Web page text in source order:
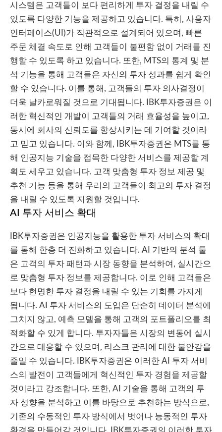
시스템은 고객들이 보다 편리하게 투자 결정을 내릴 수
있도록 다양한 기능을 제공하고 있습니다. 특히, 사용자
인터페이스(UI)가 직관적으로 설계되어 있으며, 빠른
주문 체결 속도로 인해 고객들이 불편함 없이 거래를 진
행할 수 있도록 하고 있습니다. 또한, MTS의 통계 및 분
석 기능을 통해 고객들은 자신의 투자 성과를 쉽게 확인
할 수 있습니다. 이를 통해, 고객들의 투자 의사결정이
더욱 날카로워질 것으로 기대됩니다. IBK투자증권은 이
러한 혁신적인 개발이 고객들의 거래 효율성을 높이고,
동시에 회사의 신뢰도를 향상시키는 데 기여할 것이라
고 믿고 있습니다. 이와 함께, IBK투자증권은 MTS를 통
해 인공지능 기술을 접목한 다양한 서비스를 제공할 계
획도 세우고 있습니다. 고객 맞춤형 투자 정보 제공 및
추천 기능 등을 통해 우리의 고객들이 최고의 투자 결정
을 내릴 수 있도록 지원할 것입니다.
AI 투자 서비스 확대
IBK투자증권은 인공지능을 활용한 투자 서비스의 확대
를 통해 한층 더 진화하고 있습니다. AI 기반의 분석 툴
은 고객의 투자 패턴과 시장 동향을 분석하여, 실시간으
로 맞춤형 투자 정보를 제공합니다. 이로 인해 고객들은
보다 현명한 투자 결정을 내릴 수 있는 기회를 가지게
됩니다. AI 투자 서비스의 도입은 단순히 데이터 분석에
그치지 않고, 예측 모델을 통해 고객의 포트폴리오를 최
적화할 수 있게 합니다. 투자자들은 시장의 변동에 실시
간으로 대응할 수 있으며, 리스크 관리에 대한 불안감을
줄일 수 있습니다. IBK투자증권은 이러한 AI 투자 서비
스의 발전이 고객들에게 혁신적인 투자 경험을 제공할
것이라고 강조합니다. 또한, AI 기술을 통해 고객의 투
자 성향을 분석하고 이를 바탕으로 추천하는 방식으로,
기존의 수동적인 투자 방식에서 벗어나 능동적인 투자
환경을 만들어갈 것입니다. IBK투자증권의 이러한 투자